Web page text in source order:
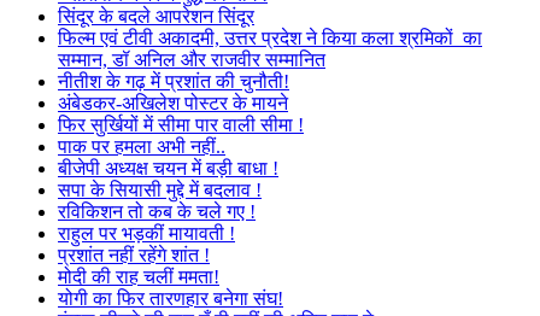
सिंदूर के बदले आपरेशन सिंदूर
फिल्म एवं टीवी अकादमी, उत्तर प्रदेश ने किया कला श्रमिकों का
सम्मान, डॉ अनिल और राजवीर सम्मानित
नीतीश के गढ़ में प्रशांत की चुनौती!
अंबेडकर-अखिलेश पोस्टर के मायने
फिर सुर्खियों में सीमा पार वाली सीमा !
पाक पर हमला अभी नहीं..
बीजेपी अध्यक्ष चयन में बड़ी बाधा !
सपा के सियासी मुद्दे में बदलाव !
रविकिशन तो कब के चले गए !
राहुल पर भड़कीं मायावती !
प्रशांत नहीं रहेंगे शांत !
मोदी की राह चलीं ममता!
योगी का फिर तारणहार बनेगा संघ!